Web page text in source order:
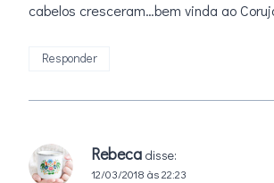
cabelos cresceram…bem vinda ao
Responder
Rebeca disse:
12/03/2018 às 22:23